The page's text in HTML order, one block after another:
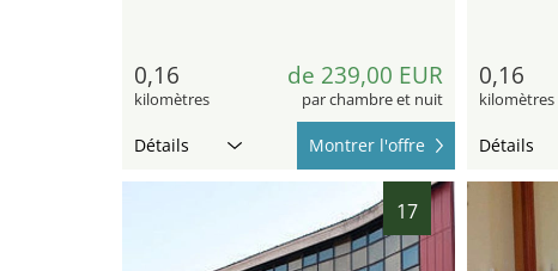
0,16
kilomètres
de 239,00 EUR
par chambre et nuit
Détails Montrer l'offre
0,16
kilomètres
Détails
17